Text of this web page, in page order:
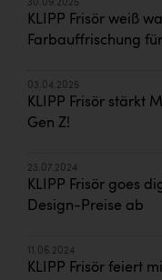
30.09.2025
KLIPP Frisör weiß
Farbauffrischung
03.04.2025
KLIPP Frisör stärkt
Gen Z!
23.07.2024
KLIPP Frisör goes
Design-Preise ab
11.06.2024
KLIPP Frisör feiert